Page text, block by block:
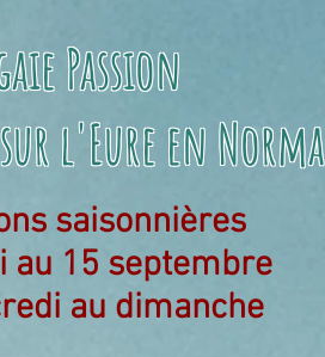
Passion
l'Eureen
saisonnières
au 15 septembre
au dimanche